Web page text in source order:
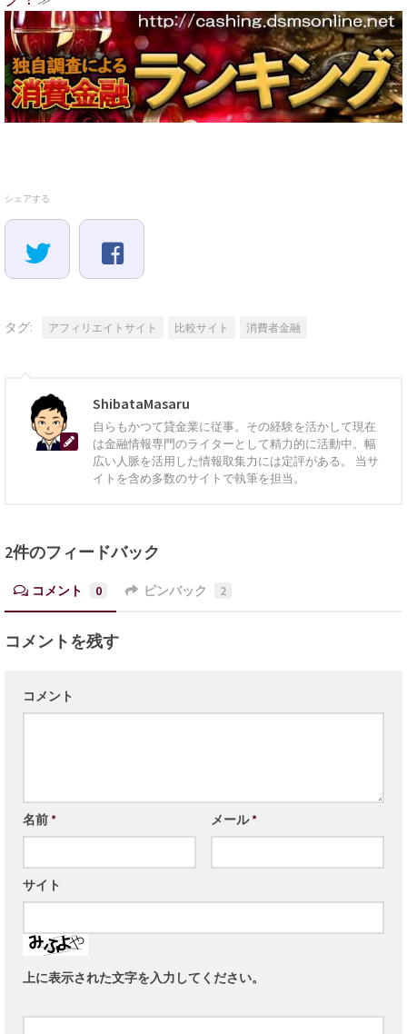
シェアする
タグ: アフィリエイトサイト 比較サイト 消費者金融
ShibataMasaru
自らもかつて貸金業に従事。その経験を活かして現在
は金融情報専門のライターとして精力的に活動中。幅
広い人脈を活用した情報取集力には定評がある。 当サ
イトを含め多数のサイトで執筆を担当。
2件のフィードバック
コメント 0 ピンバック 2
コメントを残す
コメント
名前* メール*
サイト
上に表示された文字を入力してください。